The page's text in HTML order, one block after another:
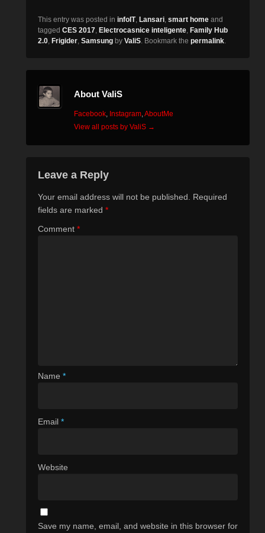
This entry was posted in infoIT, Lansari, smart home and
tagged CES 2017, Electrocasnice inteligente, Family Hub
2.0, Frigider, Samsung by ValiS. Bookmark the permalink.
About ValiS
Facebook, Instagram,AboutMe
View all posts by ValiS →
Leave a Reply
Your email address will not be published. Required
fields are marked *
Comment *
Name *
Email *
Website
Save my name, email, and website in this browser for